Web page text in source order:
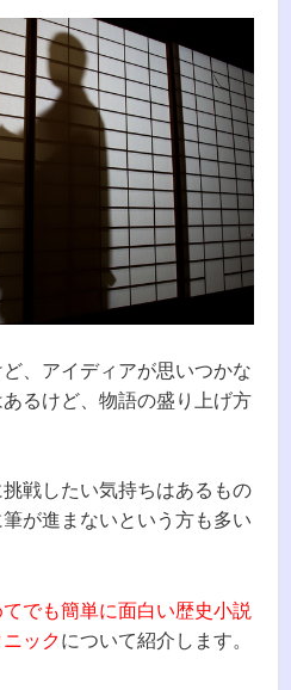
ど、アイディアが思いつかな
るけど、物語の盛り上げ方
戦したい気持ちはあるもの
が進まないという方も多い
でも簡単に面白い歴史小説
ックについて紹介します。